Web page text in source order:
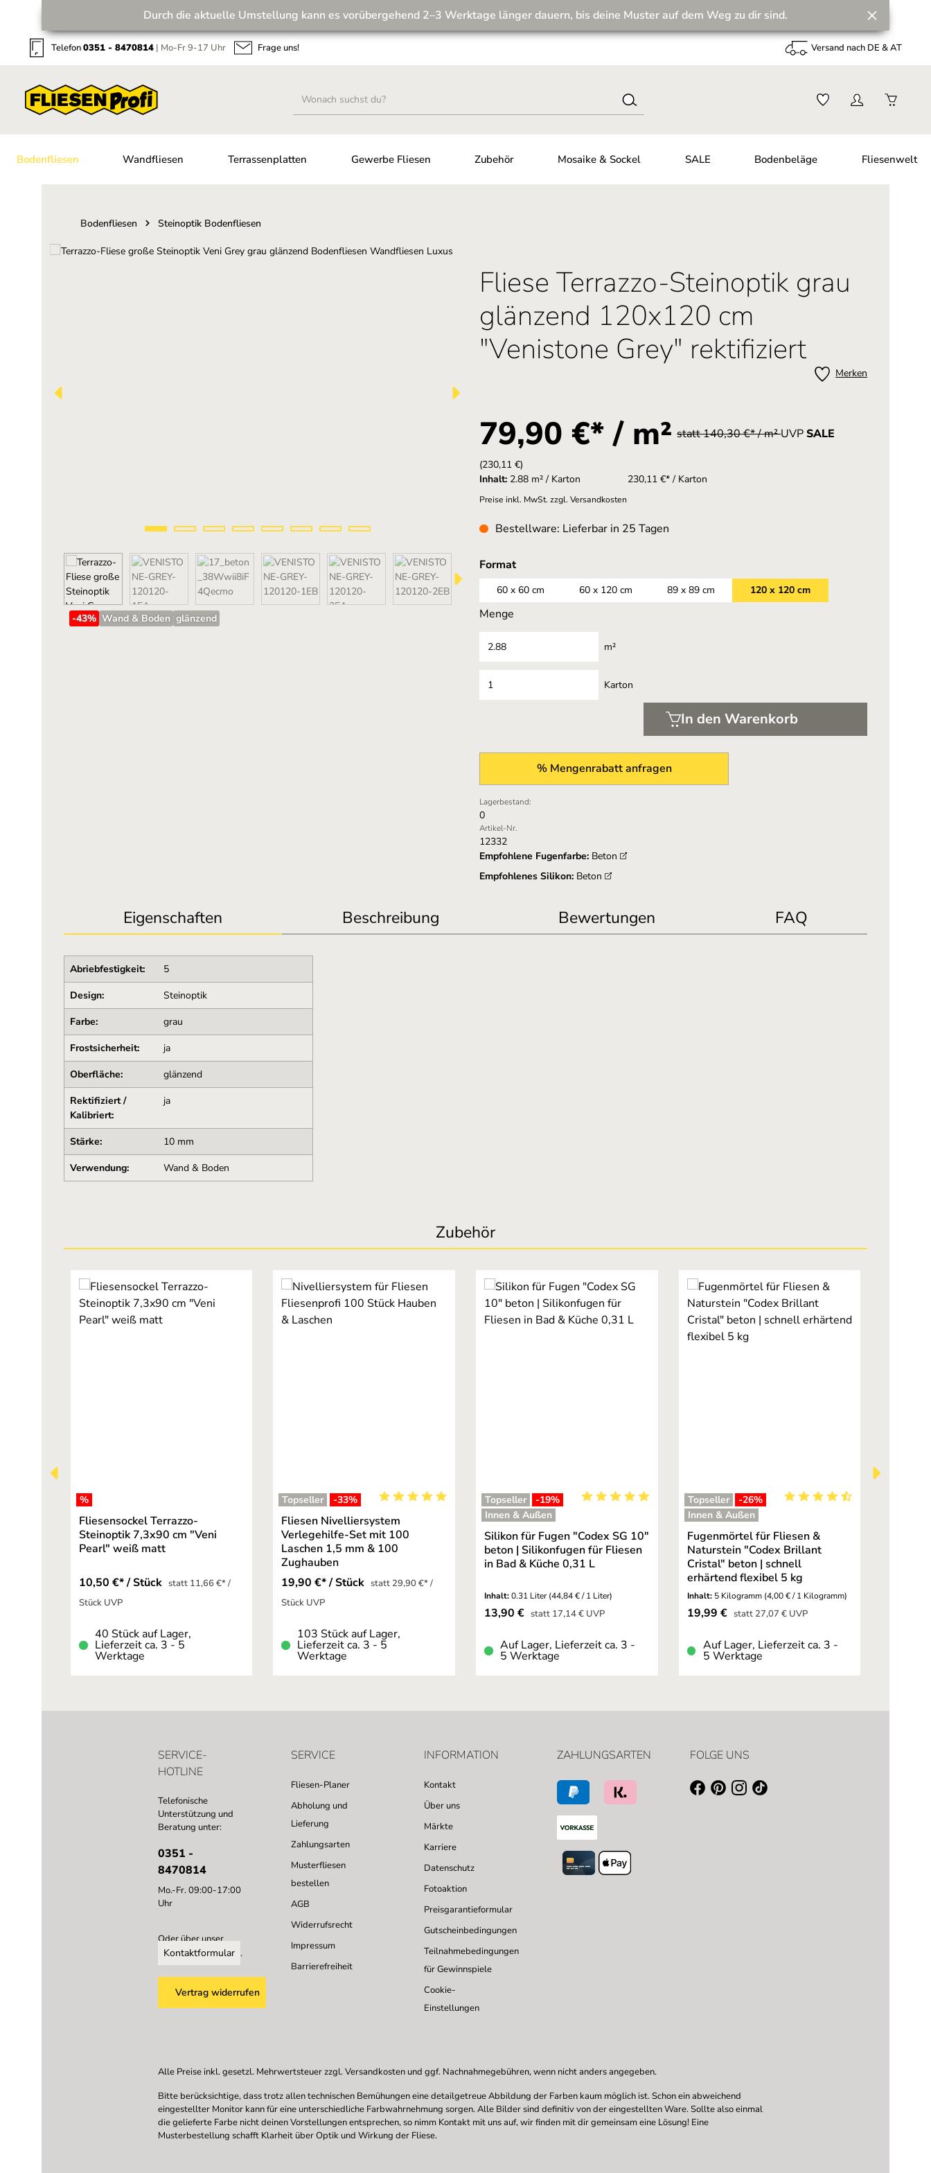
Zur Hauptnavigation springen
Wir machen unseren Musterversand fit für die Zukunft! 💪
Durch die aktuelle Umstellung kann es vorübergehend 2–3 Werktage länger dauern, bis deine Muster auf dem Weg zu dir sind.
Telefon0351 - 8470814 | Mo-Fr 9-17 Uhr Frage uns! Versand nach DE & AT
Bodenfliesen Wandfliesen Terrassenplatten Gewerbe Fliesen Zubehör Mosaike & Sockel SALE Bodenbeläge Fliesenwelt
Bodenfliesen Steinoptik Bodenfliesen
Bildergalerie überspringen
-43% Wand & Boden glänzend
Fliese Terrazzo-Steinoptik grau
glänzend 120x120 cm
"Venistone Grey" rektifiziert
Merken
79,90 €* / m² statt 140,30 €* / m²UVPSALE
(230,11 €)
Inhalt: 2.88 m² / Karton 230,11 €* / Karton
Preise inkl. MwSt. zzgl. Versandkosten
Bestellware: Lieferbar in 25 Tagen
Formatauswählen
60 x 60 cm 60 x 120 cm 89 x 89 cm 120 x 120 cm
Menge
m²
Karton
In den Warenkorb
% Mengenrabatt anfragen
Lagerbestand:
0
Artikel-Nr.
12332
Empfohlene Fugenfarbe: Beton
Empfohlenes Silikon: Beton
Eigenschaften Beschreibung Bewertungen FAQ
Abriebfestigkeit:
5
Design:
Steinoptik
Farbe:
grau
Frostsicherheit:
ja
Oberfläche:
glänzend
Rektifiziert /
Kalibriert:
ja
Stärke:
10 mm
Verwendung:
Wand & Boden
Zubehör
Produktgalerie überspringen
%
Fliesensockel Terrazzo-
Steinoptik 7,3x90 cm "Veni
Pearl" weiß matt
10,50 €* / Stück statt 11,66 €* /
Stück UVP
40 Stück auf Lager,
Lieferzeit ca. 3 - 5
Werktage
Topseller -33%
Durchschnittliche Bewertung von 5 von 5 Sternen
Fliesen Nivelliersystem
Verlegehilfe-Set mit 100
Laschen 1,5 mm & 100
Zughauben
19,90 €* / Stück statt 29,90 €* /
Stück UVP
103 Stück auf Lager,
Lieferzeit ca. 3 - 5
Werktage
Topseller -19%
Innen & Außen
Durchschnittliche Bewertung von 5 von 5 Sternen
Silikon für Fugen "Codex SG 10"
beton | Silikonfugen für Fliesen
in Bad & Küche 0,31 L
Inhalt:0.31 Liter(44,84 € / 1 Liter)
Verkaufspreis:
13,90 € statt Regulärer Preis:
17,14 € UVP
Auf Lager, Lieferzeit ca. 3 -
5 Werktage
Topseller -26%
Innen & Außen
Fugenmörtel für Fliesen &
Naturstein "Codex Brillant
Cristal" beton | schnell
erhärtend flexibel 5 kg
Inhalt: 5 Kilogramm (4,00 € / 1 Kilogramm)
Verkaufspreis:
19,99 € statt Regulärer Preis:
27,07 €UVP
Auf Lager, Lieferzeit ca. 3 -
5 Werktage
SERVICE-
HOTLINE
Telefonische
Unterstützung und
Beratung unter:
0351 -
8470814
Mo.-Fr. 09:00-17:00
Uhr
Oder über unser
Kontaktformular .
Vertrag widerrufen
SERVICE
Fliesen-Planer
Abholung und
Lieferung
Zahlungsarten
Musterfliesen
bestellen
AGB
Widerrufsrecht
Impressum
Barrierefreiheit
INFORMATION
Kontakt
Über uns
Märkte
Karriere
Datenschutz
Fotoaktion
Preisgarantieformular
Gutscheinbedingungen
Teilnahmebedingungen
für Gewinnspiele
Cookie-
Einstellungen
ZAHLUNGSARTEN FOLGE UNS
Alle Preise inkl. gesetzl. Mehrwertsteuer zzgl.Versandkosten und ggf. Nachnahmegebühren, wenn nicht anders angegeben.
Bitte berücksichtige, dass trotz allen technischen Bemühungen eine detailgetreue Abbildung der Farben kaum möglich ist. Schon ein abweichend
eingestellter Monitor kann für eine unterschiedliche Farbwahrnehmung sorgen. Alle Bilder sind definitiv von der eingestellten Ware. Sollte also einmal
die gelieferte Farbe nicht deinen Vorstellungen entsprechen, so nimm Kontakt mit uns auf, wir finden mit dir gemeinsam eine Lösung! Eine
Musterbestellung schafft Klarheit über Optik und Wirkung der Fliese.